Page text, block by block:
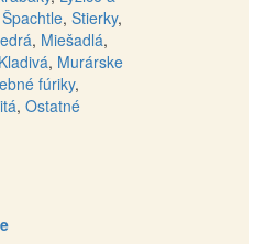
Špachtle, Stierky,
, Miešadlá,
Kladivá, Murárske
fúriky,
, Ostatné